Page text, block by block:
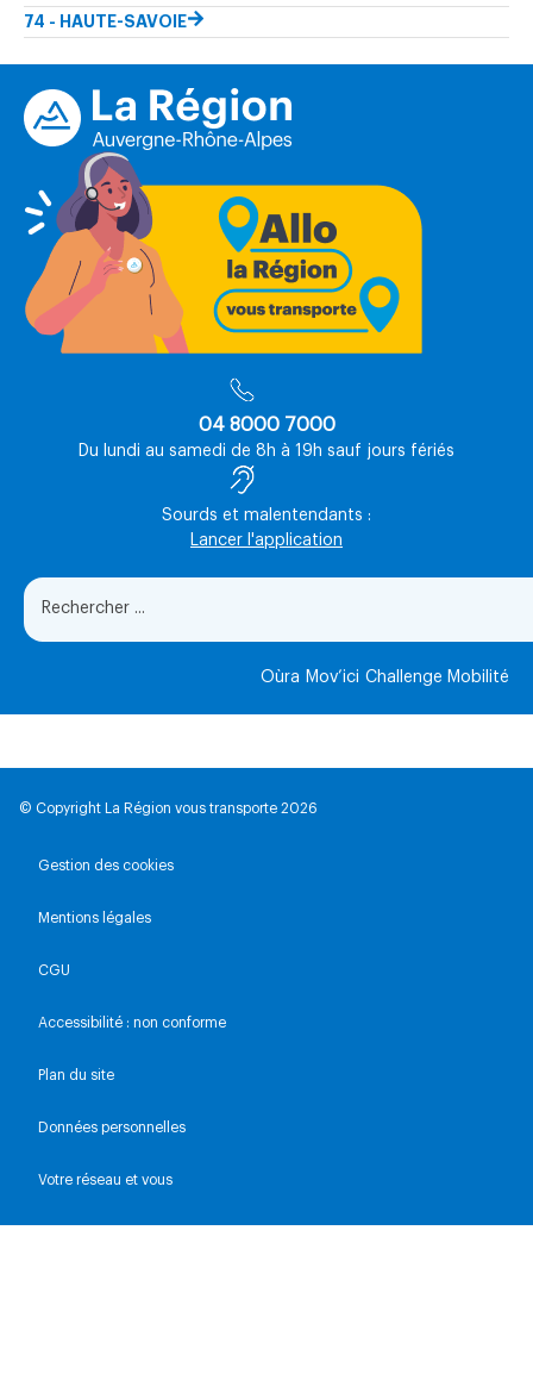
74 - HAUTE-SAVOIE
04 8000 7000
Du lundi au samedi de 8h à 19h sauf jours fériés
Sourds et malentendants :
Lancer l'application
Oùra Mov’ici Challenge Mobilité
© Copyright La Région vous transporte 2026
Gestion des cookies
Mentions légales
CGU
Accessibilité : non conforme
Plan du site
Données personnelles
Votre réseau et vous